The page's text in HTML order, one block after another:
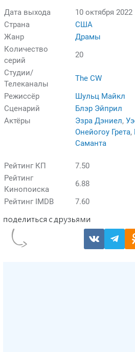
Дата выхода
10 октября 2022
Страна
США
Жанр
Драмы
Количество
серий
20
Студии/
Телеканалы
The CW
Режиссёр
Шульц Майкл
Сценарий
Блэр Эйприл
Актёры
Эзра Дэниел,
Онейогоу Грета,
Саманта
Рейтинг КП
7.50
Рейтинг
Кинопоиска
6.88
Рейтинг IMDB
7.60